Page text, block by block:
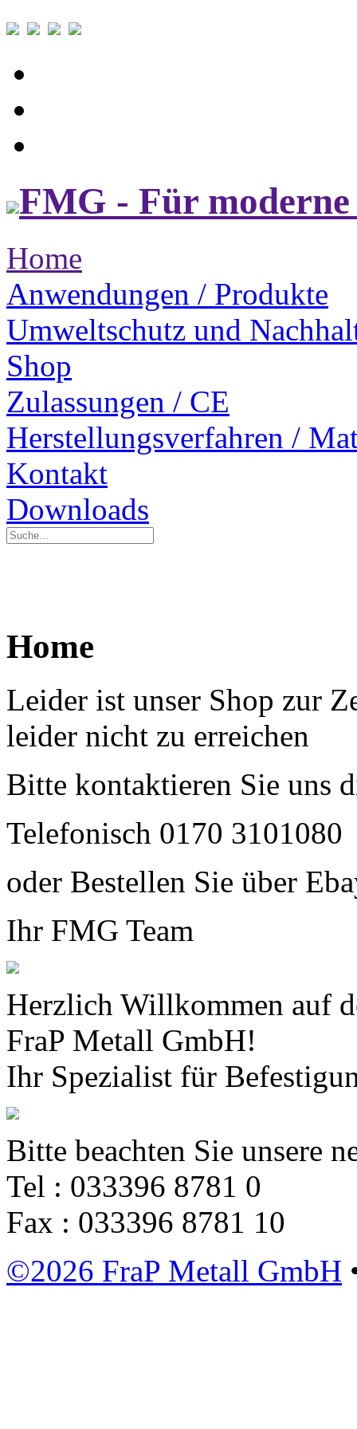
FMG - Für
Home
Anwendungen / Produkte
Umweltschutz und
Shop
Zulassungen / CE
Herstellungsverfahren /
Kontakt
Downloads
Home
Leider ist unser Shop zur
leider nicht zu erreichen
Bitte kontaktieren Sie uns
Telefonisch 0170 3101080
oder Bestellen Sie über
Ihr FMG Team
Herzlich Willkommen auf
FraP Metall GmbH!
Ihr Spezialist für
Bitte beachten Sie unsere
Tel : 033396 8781 0
Fax : 033396 8781 10
©2026 FraP Metall GmbH